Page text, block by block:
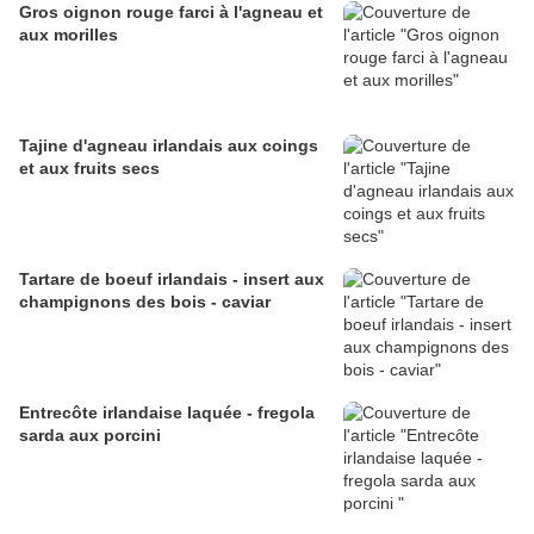
Gros oignon rouge farci à l'agneau et
aux morilles
Tajine d'agneau irlandais aux coings
et aux fruits secs
Tartare de boeuf irlandais - insert aux
champignons des bois - caviar
Entrecôte irlandaise laquée - fregola
sarda aux porcini